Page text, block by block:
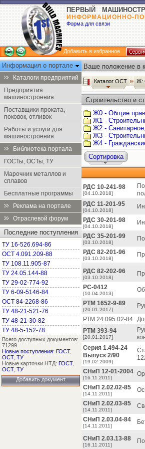
ПЕРВЫЙ
ИНФОРМАЦИОННО-
Форма для связи
Добавить в избранное
Информация о портале
Каталоги предприятий
Предприятия
машиностроения
Поставщики проката,
поковок, отливок
Работы и услуги для
машиностроения
Библиотека портала
ГОСТы, ОСТы, ТУ
Марочник металлов и
сплавов
Бесплатные программы
Реклама на портале
Отраслевой форум
Последние поступления
ТУ 16-526.694-86
ОСТ 4.091.209-88
ТУ 108.11.905-87
ТУ 24.05.144-88
ТУ 29-02-774-92
ТУ 6-09-5146-84
ОСТ 84-2268-86
ТУ 48-21-521-76
ТУ 48-21-30-82
ТУ 48-5-152-78
Всего доступных документов:
71299
Новые поступления: ГОСТ,
ОСТ, ТУ
Новые карточки НТД: ГОСТ,
ОСТ, ТУ
Добавить документ
Ваше положение в
Каталог ОСТ Ж:
Строительство и
Ж0 - Общие
Ж1 -
Ж2 -
Ж3 -
Ж4 -
Сортировка
РДС 10-241-98
[04.10.2018]
РДС 11-201-95
[04.10.2018]
РДС 30-201-98
[04.10.2018]
РДС 35-201-99
[03.10.2018]
РДС 82-201-96
[03.10.2018]
РДС 82-202-96
[03.10.2018]
РС-0412
[10.04.2013]
РТМ 1652-9-89
[20.01.2017]
РТМ 24.095.02-84
РТМ 393-94
[20.01.2017]
Серия 1.494-24
Выпуск 2/90
[19.02.2009]
СНиП 12-01-2004
[16.11.2011]
СНиП 2.02.02-85
[14.11.2011]
СНиП 2.02.03-85
[14.11.2011]
СНиП 2.03.04-84
[14.11.2011]
СНиП 2.03.13-88
[16.11.2011]